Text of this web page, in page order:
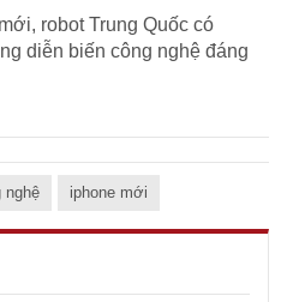
robot Trung Quốc có
diễn biến công nghệ đáng
nghệ iphone mới